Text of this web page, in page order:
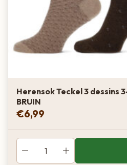
Herensok Teckel 3 dessins
BRUIN
€6,99